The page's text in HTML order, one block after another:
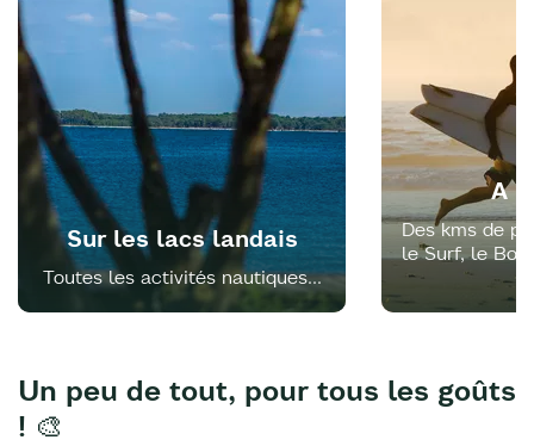
Sur les lacs landais
Toutes les activités nautiques...
A
Des kms de
le Surf, le
Un peu de tout, pour tous les goûts
! 🎨